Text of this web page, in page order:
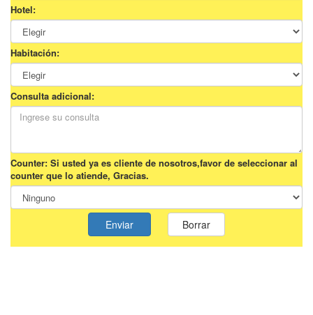
Hotel:
Habitación:
Consulta adicional:
Counter: Si usted ya es cliente de nosotros,favor de seleccionar al
counter que lo atiende, Gracias.
Enviar Borrar